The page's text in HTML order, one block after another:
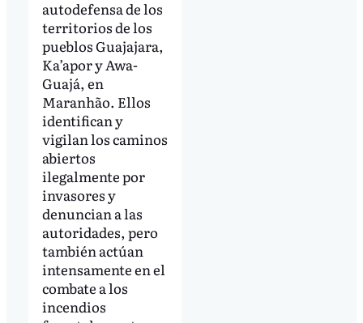
autodefensa de los
territorios de los
pueblos Guajajara,
Ka’apor y Awa-
Guajá, en
Maranhão. Ellos
identifican y
vigilan los caminos
abiertos
ilegalmente por
invasores y
denuncian a las
autoridades, pero
también actúan
intensamente en el
combate a los
incendios